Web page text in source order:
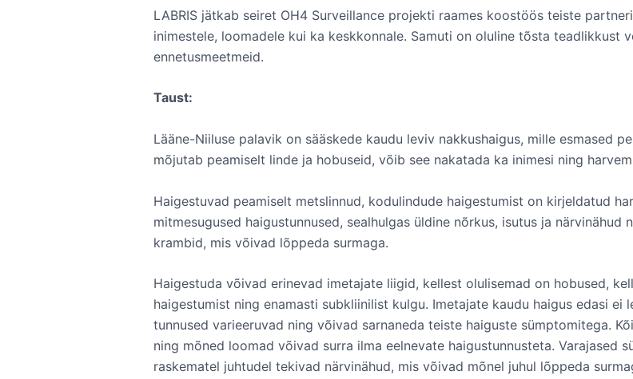
LABRIS jätkab seiret OH4 Surveillance projekti raames koostöös teiste
inimestele, loomadele kui ka keskkonnale. Samuti on oluline tõsta teadlikkust
ennetusmeetmeid.
Taust:
Lääne-Niiluse palavik on sääskede kaudu leviv nakkushaigus, mille esmased
mõjutab peamiselt linde ja hobuseid, võib see nakatada ka inimesi ning
Haigestuvad peamiselt metslinnud, kodulindude haigestumist on kirjeldatud
mitmesugused haigustunnused, sealhulgas üldine nõrkus, isutus ja
krambid, mis võivad lõppeda surmaga.
Haigestuda võivad erinevad imetajate liigid, kellest olulisemad on hobused,
haigestumist ning enamasti subkliinilist kulgu. Imetajate kaudu haigus edasi ei
tunnused varieeruvad ning võivad sarnaneda teiste haiguste sümptomitega.
ning mõned loomad võivad surra ilma eelnevate haigustunnusteta. Varajased
raskematel juhtudel tekivad närvinähud, mis võivad mõnel juhul lõppeda